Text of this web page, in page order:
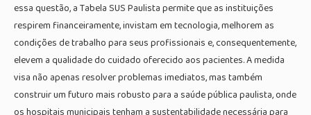
essa questão, a Tabela SUS Paulista permite que as instituições
respirem financeiramente, invistam em tecnologia, melhorem as
condições de trabalho para seus profissionais e, consequentemente,
elevem a qualidade do cuidado oferecido aos pacientes. A medida
visa não apenas resolver problemas imediatos, mas também
construir um futuro mais robusto para a saúde pública paulista, onde